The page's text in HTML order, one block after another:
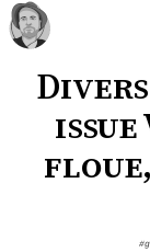
floue,